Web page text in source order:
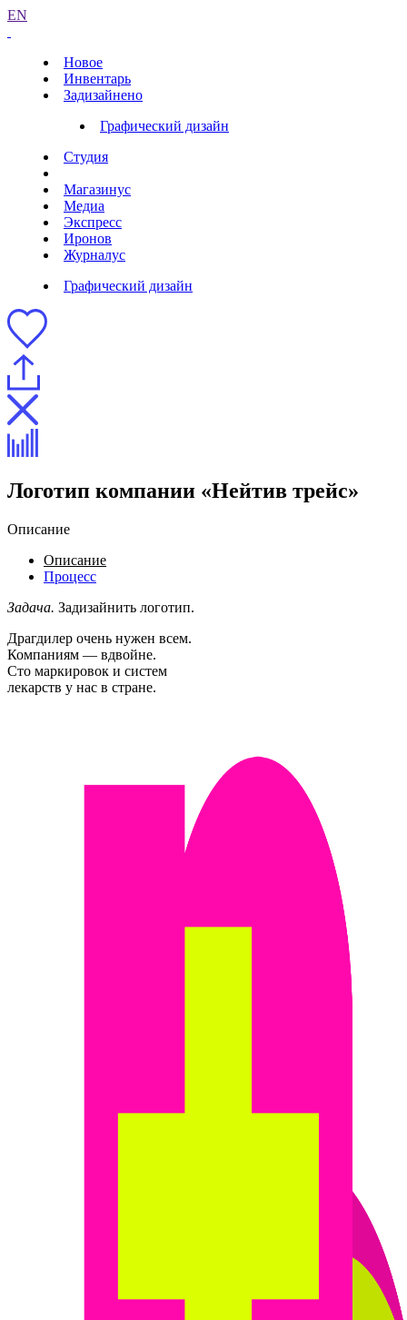
EN
Новое
Инвентарь
Задизайнено
Графический дизайн
Студия
Магазинус
Медиа
Экспресс
Иронов
Журналус
Графический дизайн
Логотип компании «Нейтив трейс»
Описание
Описание
Процесс
Задача. Задизайнить логотип.
Драгдилер очень нужен всем.
Компаниям — вдвойне.
Сто маркировок и систем
лекарств у нас в стране.